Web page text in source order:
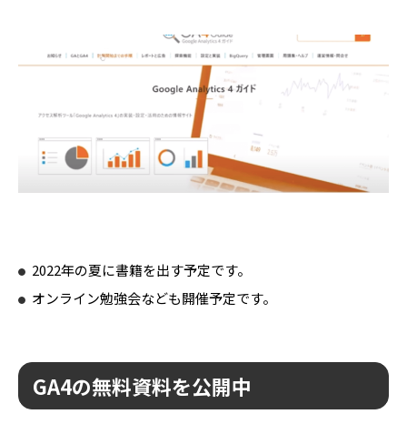
2022年の夏に書籍を出す予定です。
オンライン勉強会なども開催予定です。
GA4の無料資料を公開中